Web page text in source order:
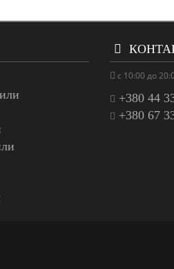
с 10:00 до
+380 44
+380 67